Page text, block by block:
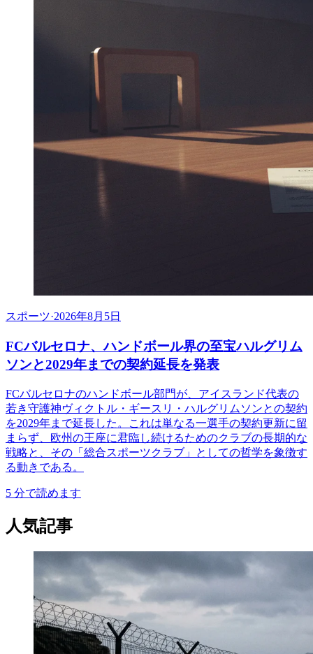
スポーツ·2026年8月5日
FCバルセロナ、ハンドボール界の至宝ハルグリム
ソンと2029年までの契約延長を発表
FCバルセロナのハンドボール部門が、アイスランド代表の
若き守護神ヴィクトル・ギースリ・ハルグリムソンとの契約
を2029年まで延長した。これは単なる一選手の契約更新に留
まらず、欧州の王座に君臨し続けるためのクラブの長期的な
戦略と、その「総合スポーツクラブ」としての哲学を象徴す
る動きである。
5 分で読めます
人気記事